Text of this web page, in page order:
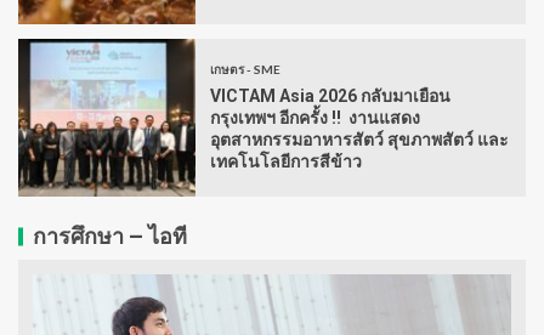
เกษตร - SME
VICTAM Asia 2026 กลับมาเยือน
กรุงเทพฯ อีกครั้ง !! งานแสดง
อุตสาหกรรมอาหารสัตว์ สุขภาพสัตว์ และ
เทคโนโลยีการสีข้าว
การศึกษา – ไอที